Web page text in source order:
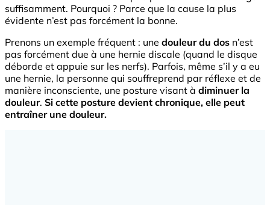
suffisamment. Pourquoi ? Parce que la cause la plus
évidente n’est pas forcément la bonne.
Prenons un exemple fréquent : une douleur du dos n’est
pas forcément due à une hernie discale (quand le disque
déborde et appuie sur les nerfs). Parfois, même s’il y a eu
une hernie, la personne qui souffreprend par réflexe et de
manière inconsciente, une posture visant à diminuer la
douleur. Si cette posture devient chronique, elle peut
entraîner une douleur.